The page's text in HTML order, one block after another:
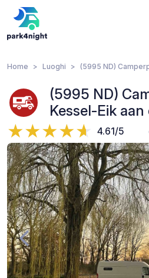
Home Luoghi (5995 ND)
(5995 ND)
Kessel-Eik aan
4.61/5